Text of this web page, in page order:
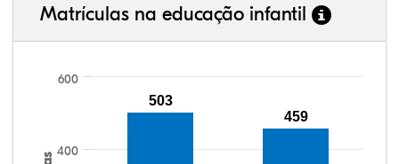
Matrículas na educação infantil
400
600
503
459